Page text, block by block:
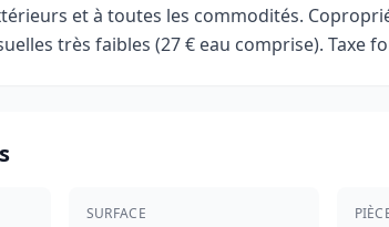
et à toutes les commodités.
très faibles (27 € eau comprise). Taxe
SURFACE